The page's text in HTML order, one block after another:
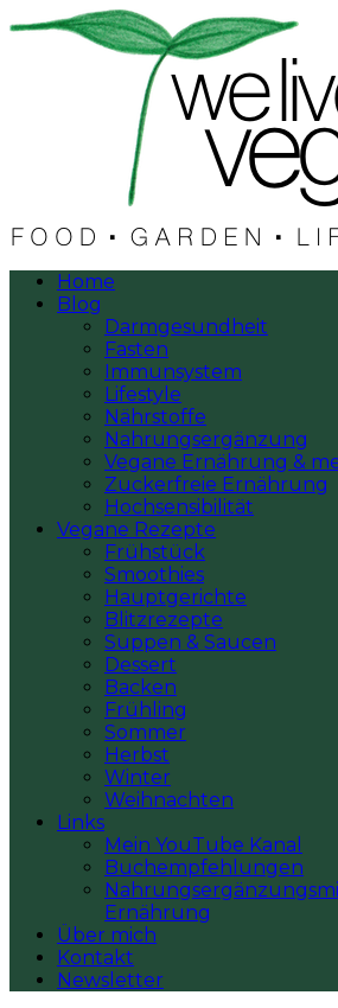
Home
Blog
Darmgesundheit
Fasten
Immunsystem
Lifestyle
Nährstoffe
Nahrungsergänzung
Vegane Ernährung &
Zuckerfreie Ernährung
Hochsensibilität
Vegane Rezepte
Frühstück
Smoothies
Hauptgerichte
Blitzrezepte
Suppen & Saucen
Dessert
Backen
Frühling
Sommer
Herbst
Winter
Weihnachten
Links
Mein YouTube Kanal
Buchempfehlungen
Ernährung
Über mich
Kontakt
Newsletter